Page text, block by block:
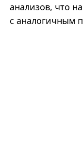
анализов, что
с аналогичным